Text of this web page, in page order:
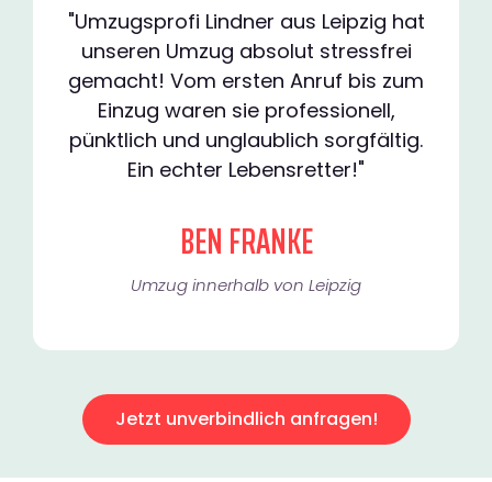
"Umzugsprofi Lindner aus Leipzig hat
unseren Umzug absolut stressfrei
gemacht! Vom ersten Anruf bis zum
Einzug waren sie professionell,
pünktlich und unglaublich sorgfältig.
Ein echter Lebensretter!"
BEN FRANKE
Umzug innerhalb von Leipzig​
Jetzt unverbindlich anfragen!